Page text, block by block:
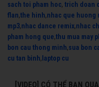
sach toi pham hoc, trich doan
flan,the hinh,nhac que huong
mp3,nhac dance remix,nhac
pham hong que,thu mua may
bon cau thong minh,sua bon
cu tan binh, laptop cu
[VIDEO] CÓ THỂ BẠN